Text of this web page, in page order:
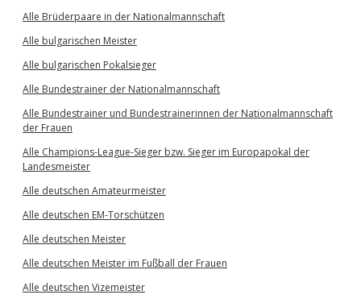
Alle Brüderpaare in der Nationalmannschaft
Alle bulgarischen Meister
Alle bulgarischen Pokalsieger
Alle Bundestrainer der Nationalmannschaft
Alle Bundestrainer und Bundestrainerinnen der Nationalmannschaft
der Frauen
Alle Champions-League-Sieger bzw. Sieger im Europapokal der
Landesmeister
Alle deutschen Amateurmeister
Alle deutschen EM-Torschützen
Alle deutschen Meister
Alle deutschen Meister im Fußball der Frauen
Alle deutschen Vizemeister